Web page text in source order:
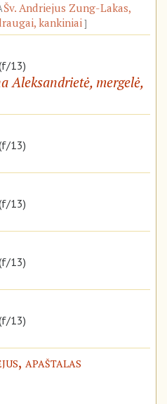
Šv. Andriejus Zung-Lakas,
kankiniai
13)
Aleksandrietė, mergelė,
13)
13)
13)
13)
apaštalas